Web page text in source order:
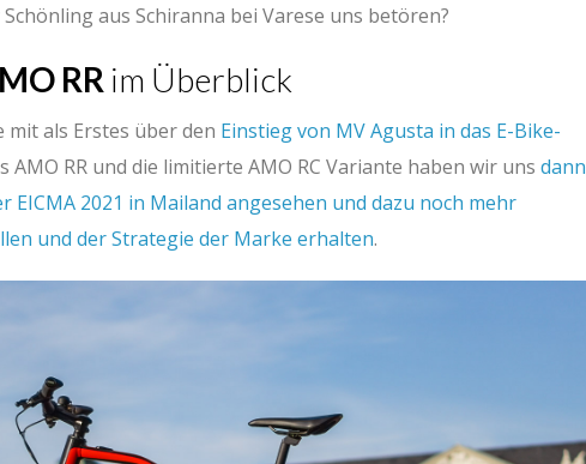
aus Schiranna bei Varese uns betören?
RR im Überblick
als Erstes über den Einstieg von MV Agusta in das E-Bike-
AMO RR und die limitierte AMO RC Variante haben wir uns dann
EICMA 2021 in Mailand angesehen und dazu noch mehr
und der Strategie der Marke erhalten.